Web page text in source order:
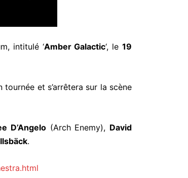
intitulé ‘Amber Galactic‘, le 19
tournée et s’arrêtera sur la scène
D’Angelo (Arch Enemy), David
.